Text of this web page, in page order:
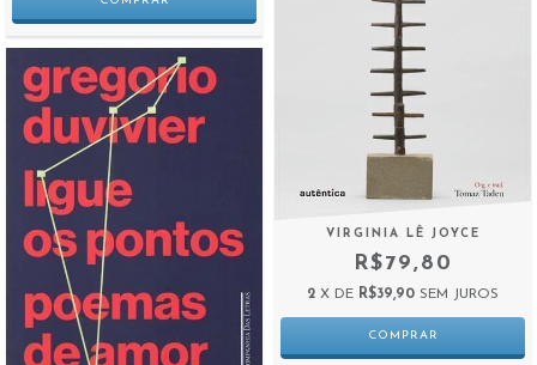
VIRGINIA LÊ JOYCE
R$79,80
2 X DE R$39,90 SEM JUROS